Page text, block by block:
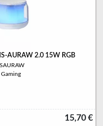
AURAW 2.0 15W RGB
15,70 €